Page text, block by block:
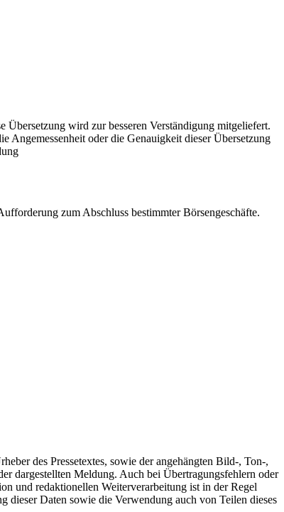
wird zur besseren Verständigung mitgeliefert.
Angemessenheit oder die Genauigkeit dieser Übersetzung
zum Abschluss bestimmter Börsengeschäfte.
des Pressetextes, sowie der angehängten Bild-, Ton-,
dargestellten Meldung. Auch bei Übertragungsfehlern oder
und redaktionellen Weiterverarbeitung ist in der Regel
dieser Daten sowie die Verwendung auch von Teilen dieses